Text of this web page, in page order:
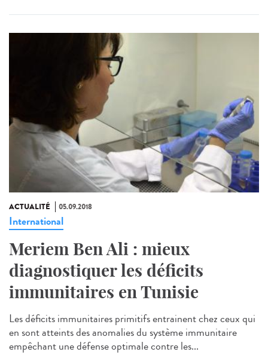
ACTUALITÉ 05.09.2018
International
Meriem Ben Ali : mieux
diagnostiquer les déficits
immunitaires en Tunisie
Les déficits immunitaires primitifs entrainent chez ceux qui
en sont atteints des anomalies du système immunitaire
empêchant une défense optimale contre les...